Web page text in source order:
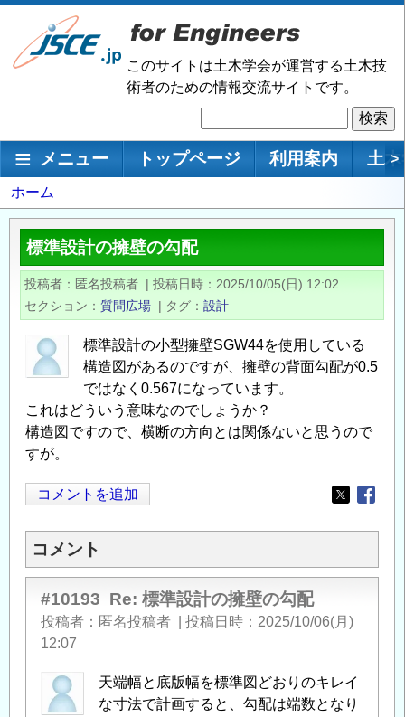
メ
ン
移
このサイトは土木学会が運営する土木技
術者のための情報交流サイトです。
索
メインナビゲーション
メニュー トップページ 利用案内 土 >
パ
ン
く
ず
ホーム
標準設計の擁壁の勾配
投稿者 匿名投稿者 | 投稿日時
2025/10/05(日) 12:02
セクション
質問広場 | タグ 設計
標準設計の小型擁壁SGW44を使用している
構造図があるのですが、擁壁の背面勾配が0.5
ではなく0.567になっています。
これはどういう意味なのでしょうか？
構造図ですので、横断の方向とは関係ないと思うので
すが。
コメントを追加
Opens in
コメント
#10193 Re: 標準設計の擁壁の勾配
投稿者 匿名投稿者 投稿日時
2025/10/06(月)
12:07
天端幅と底版幅を標準図どおりのキレイ
な寸法で計画すると、勾配は端数となり